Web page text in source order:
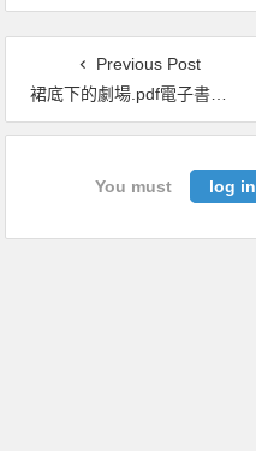
Previous Post
裙底下的劇場.pdf電子書下載（上野千鶴子 著）：人為什麼要穿內褲？
You must log in